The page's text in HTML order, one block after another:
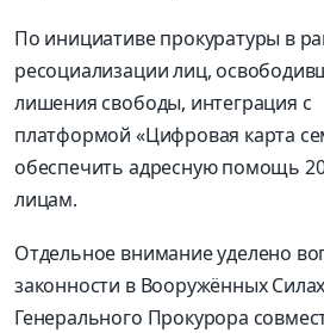
По инициативе прокуратуры в
ресоциализации лиц,
лишения свободы, интеграция с
платформой «Цифровая карта
обеспечить адресную помощь
лицам.
Отдельное внимание уделено
законности в Вооружённых
Генерального Прокурора